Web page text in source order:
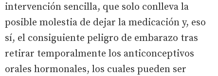
intervención sencilla, que solo conlleva la
posible molestia de dejar la medicación y, eso
sí, el consiguiente peligro de embarazo tras
retirar temporalmente los anticonceptivos
orales hormonales, los cuales pueden ser